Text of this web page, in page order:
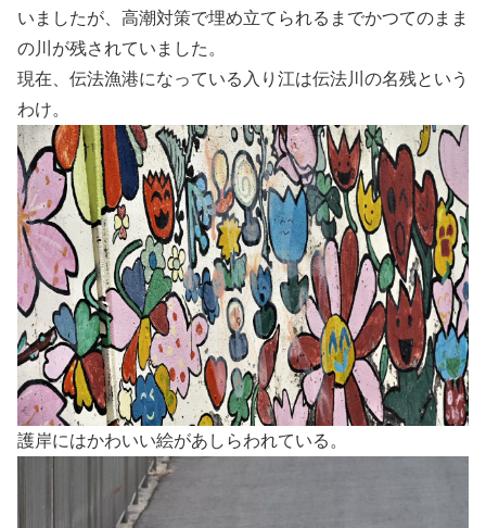
いましたが、高潮対策で埋め立てられるまでかつてのまま
の川が残されていました。
現在、伝法漁港になっている入り江は伝法川の名残という
わけ。
護岸にはかわいい絵があしらわれている。